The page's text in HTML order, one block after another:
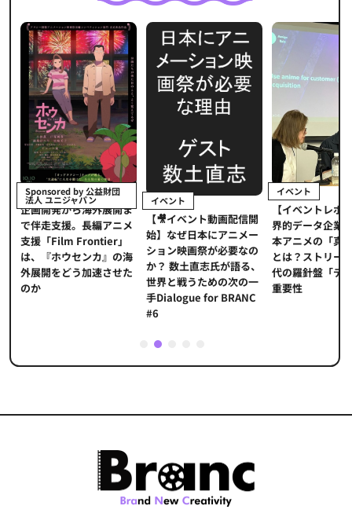
Sponsored by 公益財団
法人 ユニジャパン
企画開発から海外展開ま
で伴走支援。長編アニメ
支援「Film Frontier」
は、『ホウセンカ』の海
外展開をどう加速させた
のか
イベント
【🎥イベント動画配信開
始】なぜ日本にアニメー
ション映画祭が必要なの
か？ 数土直志氏が語る、
世界と戦うための次の一
手Dialogue for BRANC
#6
イベント
【イベントレポ
界的データ企業
本アニメの「真
とは？ストリー
代の羅針盤「デ
重要性
2